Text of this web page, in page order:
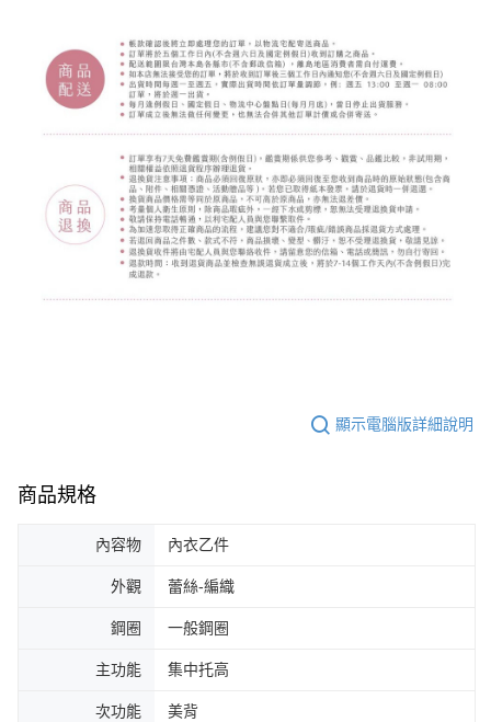
顯示電腦版詳細說明
商品規格
內容物 內衣乙件
外觀 蕾絲-編織
鋼圈 一般鋼圈
主功能 集中托高
次功能 美背